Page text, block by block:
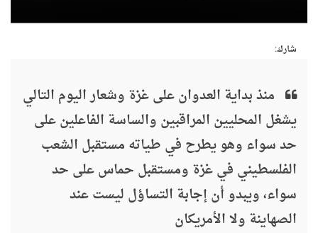
شارك:
منذ بداية العدوان على غزة وشعار اليوم التالي
يشغل المحليين المراقبين والساسة الفاعلين على
حد سواء وهو يطرح في طياته مستقبل الشعب
الفلسطيني في غزة ومستقبل حماس على حد
سواء، ويبدو أن إجابة التساؤل ليست عند
الصهاينة ولا الأمريكان